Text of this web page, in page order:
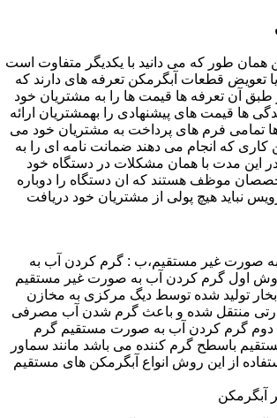
همان طور که می دانید با یکدیگر متفاوت است
یا تعویض قطعات آبگرمکن تعرفه های دارند که
طبق آن تعرفه ها قیمت ها را به مشتریان خود
ها قیمت های پیشنهادی را بهمشتریان ارائه
ها تمامی فرم های پرداخت به مشتریان خود می
کاری که انجام می دهند ضمانت نامه ای را به
این مدت با همان مشکلات در دستگاه خود
موظف هستند که ان دستگاه را دوباره
نباید هیچ پولی از مشتریان خود دریافت
صورت غیر مستقیم،ب : گرم کردن آب به
اول گرم کردن آب به صورت غیر مستقیم
بخار تولید شده توسط دیگ مرکزی به مخازن
منتقل شده و باعث گرم شدن آب مصرفی
دوم گرم کردن آب به صورت مستقیم گرم
باسطح گرم کننده می باشد مانند سماور
از این روش انواع آبگرمکن های مستقیم
آبگرمکن